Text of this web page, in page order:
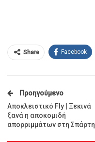
Share Facebook
Προηγούμενο
Αποκλειστικό Fly | Ξεκινά
ξανά η αποκομιδή
απορριμμάτων στη Σπάρτη